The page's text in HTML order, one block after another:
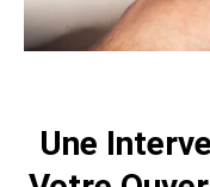
Une